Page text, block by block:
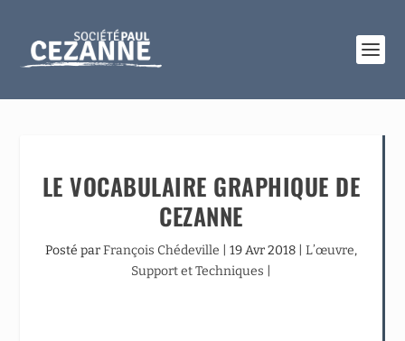
LE VOCABULAIRE GRAPHIQUE DE
CEZANNE
Posté parFrançois Chédeville 19 Avr 2018 L’œuvre,
Support et Techniques